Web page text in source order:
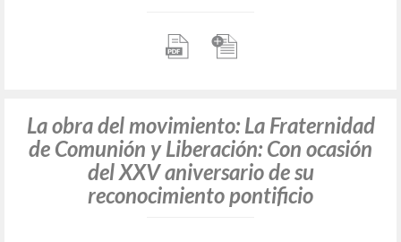
La obra del movimiento: La Fraternidad
de Comunión y Liberación: Con ocasión
del XXV aniversario de su
reconocimiento pontificio